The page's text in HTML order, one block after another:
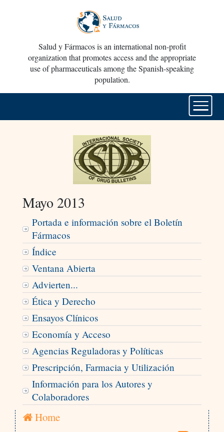
Salud y Fármacos is an international non-profit
organization that promotes access and the appropriate
use of pharmaceuticals among the Spanish-speaking
population.
Mayo 2013
Portada e información sobre el Boletín
Fármacos
Índice
Ventana Abierta
Advierten...
Ética y Derecho
Ensayos Clínicos
Economía y Acceso
Agencias Reguladoras y Políticas
Prescripción, Farmacia y Utilización
Información para los Autores y
Colaboradores
Home